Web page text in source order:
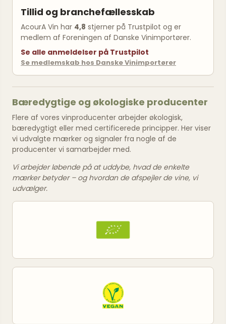
Tillid og branchefællesskab
AcourA Vin har 4,8 stjerner på Trustpilot og er
medlem af Foreningen af Danske Vinimportører.
Se alle anmeldelser på Trustpilot
Se medlemskab hos Danske Vinimportører
Bæredygtige og økologiske producenter
Flere af vores vinproducenter arbejder økologisk,
bæredygtigt eller med certificerede principper. Her viser
vi udvalgte mærker og signaler fra nogle af de
producenter vi samarbejder med.
Vi arbejder løbende på at uddybe, hvad de enkelte
mærker betyder – og hvordan de afspejler de vine, vi
udvælger.